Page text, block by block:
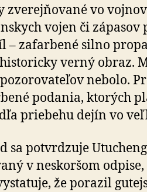
zverejňované vo
vojen či zápasov
– zafarbené silno
verný obraz.
nebolo.
podania, ktorých
priebehu dejín vo
sa potvrdzuje
v neskoršom
že porazil